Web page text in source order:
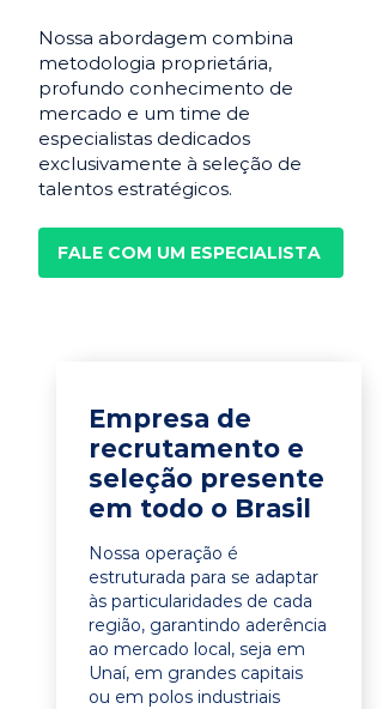
Nossa abordagem combina
metodologia proprietária,
profundo conhecimento de
mercado e um time de
especialistas dedicados
exclusivamente à seleção de
talentos estratégicos.
FALE COM UM ESPECIALISTA
Empresa de
recrutamento e
seleção presente
em todo o Brasil
Nossa operação é
estruturada para se adaptar
às particularidades de cada
região, garantindo aderência
ao mercado local, seja em
Unaí, em grandes capitais
ou em polos industriais